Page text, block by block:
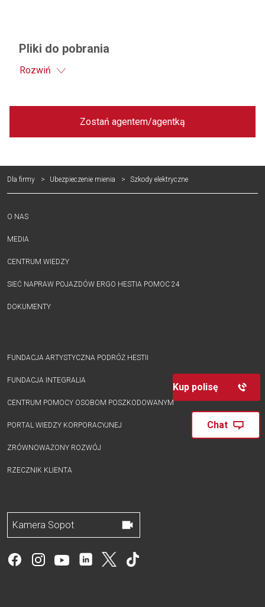
Pliki do pobrania
Rozwiń
Zostań agentem/agentką
Dla firmy Ubezpieczenie mienia Szkody elektryczne
O NAS
MEDIA
CENTRUM WIEDZY
SIEĆ NAPRAW POJAZDÓW ERGO HESTIA POMOC 24
DOKUMENTY
FUNDACJA ARTYSTYCZNA PODRÓŻ HESTII
FUNDACJA INTEGRALIA
CENTRUM POMOCY OSOBOM POSZKODOWANYM
PORTAL WIEDZY KORPORACYJNEJ
ZRÓWNOWAŻONY ROZWÓJ
RZECZNIK KLIENTA
Kamera Sopot
Chat
Kup polisę